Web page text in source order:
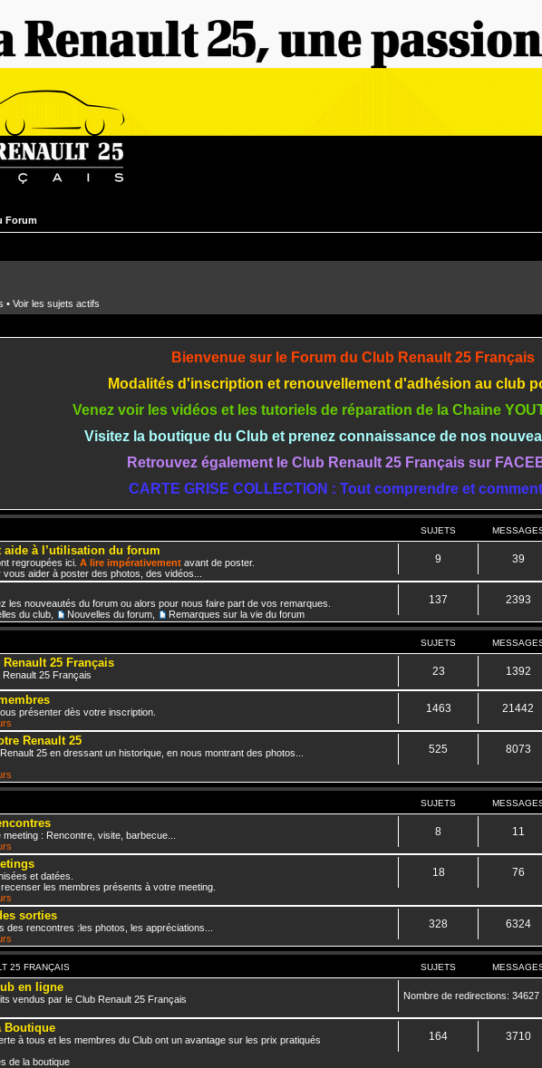
Forum
• Voir les sujets actifs
Bienvenue sur le Forum du Club Renault 25 Français
Modalités d'inscription et renouvellement d'adhésion au club
Venez voir les vidéos et les tutoriels de réparation de la Chaine
Visitez la boutique du Club et prenez connaissance de nos
Retrouvez également le Club Renault 25 Français sur
CARTE GRISE COLLECTION : Tout comprendre et
SUJETS
aide à l’utilisation du forum
regroupées ici. A lire impérativement avant de poster.
aider à poster des photos, des vidéos...
9 39
les nouveautés du forum ou alors pour nous faire part de vos remarques.
du club Nouvelles du forum Remarques sur la vie du forum
137 2393
SUJETS
25 Français
25 Français 23 1392
présenter dès votre inscription.
1463 21442
Renault 25
25 en dressant un historique, en nous montrant des photos...
525 8073
SUJETS
: Rencontre, visite, barbecue...
8 11
et datées.
les membres présents à votre meeting.
18 76
sorties
des rencontres :les photos, les appréciations...
328 6324
25 FRANÇAIS SUJETS
en ligne
vendus par le Club Renault 25 Français
Nombre de redirections: 34627
Boutique
à tous et les membres du Club ont un avantage sur les prix pratiqués
de la boutique
164 3710